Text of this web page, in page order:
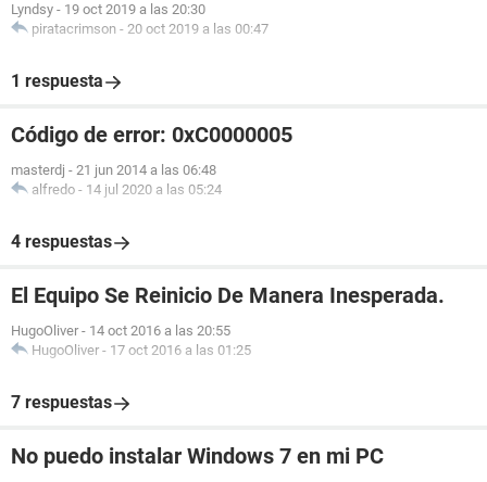
Lyndsy - 19 oct 2019 a las 20:30
piratacrimson - 20 oct 2019 a las 00:47
1 respuesta
Código de error: 0xC0000005
masterdj - 21 jun 2014 a las 06:48
alfredo - 14 jul 2020 a las 05:24
4 respuestas
El Equipo Se Reinicio De Manera Inesperada.
HugoOliver - 14 oct 2016 a las 20:55
HugoOliver - 17 oct 2016 a las 01:25
7 respuestas
No puedo instalar Windows 7 en mi PC